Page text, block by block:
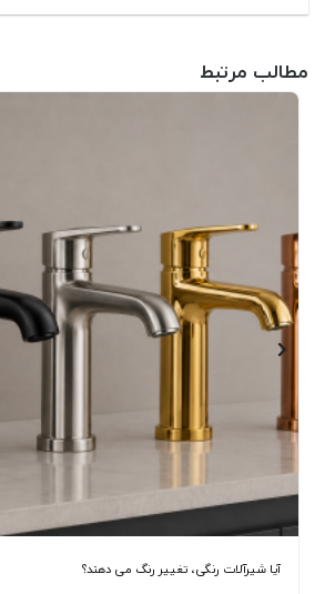
مطالب مرتبط
آیا شیرآلات رنگی، تغییر رنگ می دهند؟